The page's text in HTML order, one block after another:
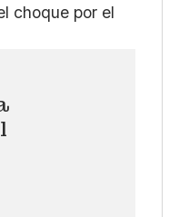
choque por el